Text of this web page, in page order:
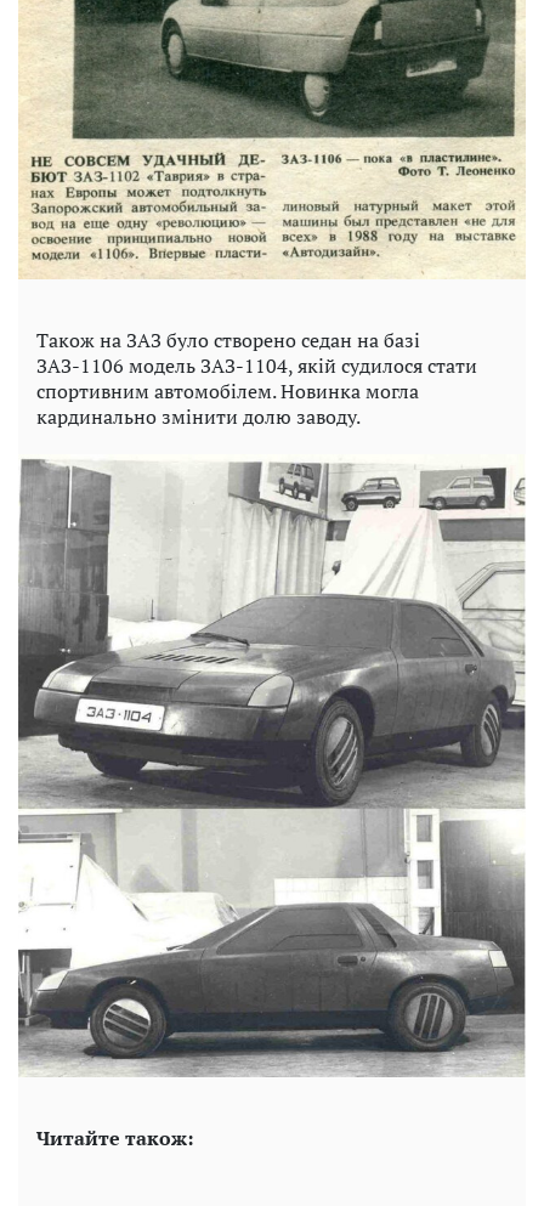
Також на ЗАЗ було створено седан на базі
ЗАЗ-1106 модель ЗАЗ-1104, якій судилося стати
спортивним автомобілем. Новинка могла
кардинально змінити долю заводу.
Читайте також: